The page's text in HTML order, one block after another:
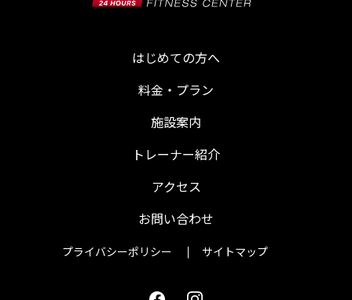
はじめての方へ
料金・プラン
施設案内
トレーナー紹介
アクセス
お問い合わせ
プライバシーポリシー サイトマップ